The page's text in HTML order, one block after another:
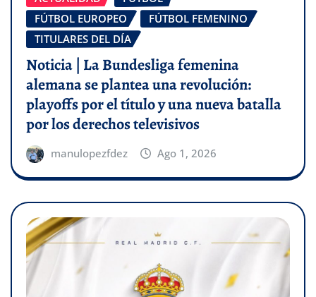
FÚTBOL EUROPEO
FÚTBOL FEMENINO
TITULARES DEL DÍA
Noticia | La Bundesliga femenina
alemana se plantea una revolución:
playoffs por el título y una nueva batalla
por los derechos televisivos
manulopezfdez Ago 1, 2026